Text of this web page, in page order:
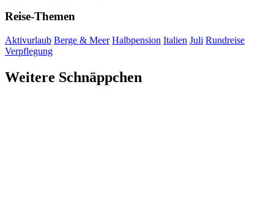
Reise-Themen
Aktivurlaub Berge & Meer Halbpension Italien Juli Rundreise
Verpflegung
Weitere Schnäppchen